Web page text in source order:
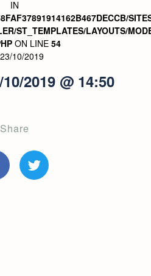
IN
ST_TEMPLATES/LAYOUTS/
ON LINE 54
23/10/2019
2019 @ 14:50
Share